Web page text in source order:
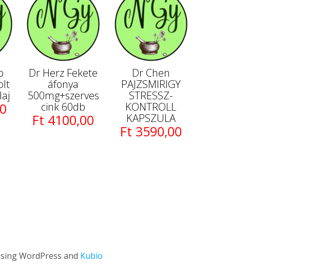
Dr Herz Fekete
áfonya
500mg+szerves
cink 60db
Ft 4100,00
Dr Chen
PAJZSMIRIGY
STRESSZ-
KONTROLL
KAPSZULA
Ft 3590,00
WordPress and Kubio